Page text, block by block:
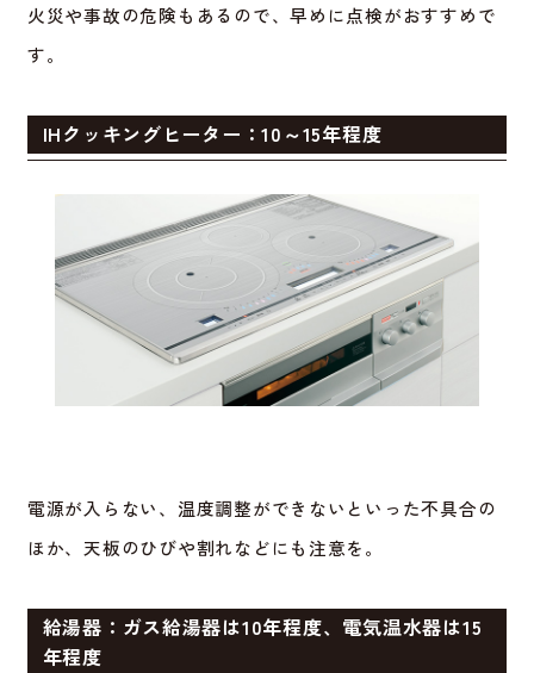
火災や事故の危険もあるので、早めに点検がおすすめで
す。
IHクッキングヒーター：10～15年程度
電源が入らない、温度調整ができないといった不具合の
ほか、天板のひびや割れなどにも注意を。
給湯器：ガス給湯器は10年程度、電気温水器は15
年程度